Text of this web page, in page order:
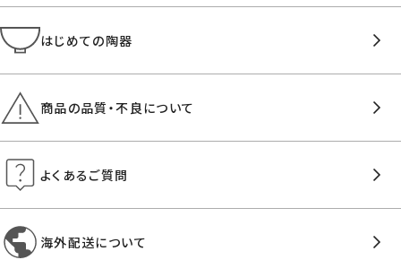
はじめての陶器
商品の品質・不良について
よくあるご質問
海外配送について